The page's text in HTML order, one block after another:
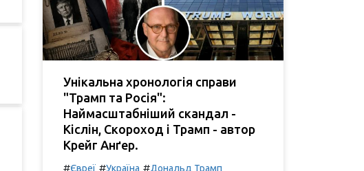
Унікальна хронологія справи
"Трамп та Росія":
Наймасштабніший скандал -
Кіслін, Скороход і Трамп - автор
Крейг Анґер.
#Євреї #Україна #Дональд Трамп